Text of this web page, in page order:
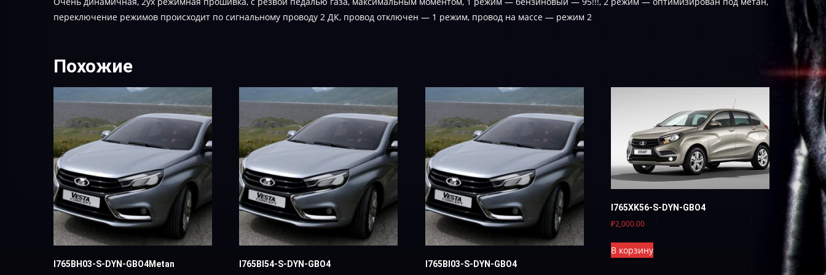
переключение режимов происходит по сигнальному проводу 2 ДК, провод отключен — 1 режим, провод на массе — режим 2
Похожие
I765BH03-S-DYN-GBO4Metan I765BI54-S-DYN-GBO4 I765BI03-S-DYN-GBO4
I765XK56-S-DYN-GBO4
₽2,000.00
В корзину